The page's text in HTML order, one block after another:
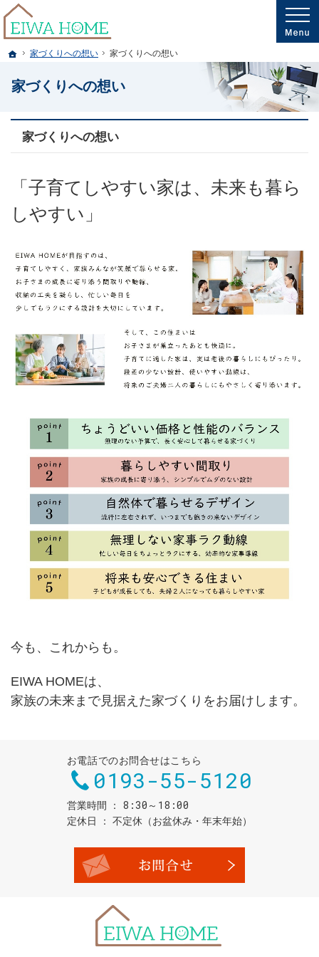
ホーム
家づくりへの想い 家づくりへの想い
家づくりへの想い
プロの目線からご提案。岩手県釜石市・大槌町の注文住宅・新築戸建てを手がけ
岩手県釜石市・大槌町の新築・注文住宅・新築戸建てを手がける工務店ならエイワ
家づくりへの想い
「子育てしやすい家は、未来も暮ら
しやすい」
今も、これからも。
EIWA HOMEは、
家族の未来まで見据えた家づくりをお届けします。
お電話でのお問合せはこちら
0193-55-5120
営業時間 8:30～18:00
定休日 不定休（お盆休み・年末年始）